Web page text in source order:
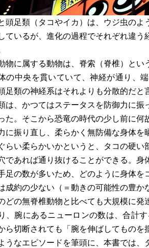
頭足類（タコやイカ）は、ウジ虫の
ているが、進化の過程でそれぞれ違
物に属する動物は、脊索（脊椎）と
の中央を貫いていて、神経が通り、
足類の神経系はそれよりも分散的だと
は、かつてはステータスを防御力に
た。そこから恐竜の時代の少し前に
に振り直し、柔らかく無防備な身体を
らい柔らかいかというと、タコの硬
であれば通り抜けることができる。
足の数が多いため、どのように身体を
成約の少ない（＝動きの可能性の豊
どの無脊椎動物と比べても大規模に
、腕にあるニューロンの数は、合計
ら切断されても「腕を伸ばしてものを
うなエピソードを筆頭に、本書では、